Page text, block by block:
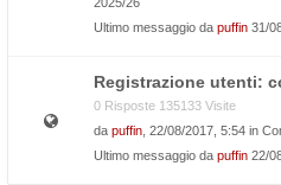
Ultimo messaggio da puffin 31/
Registrazione utenti:
0 Risposte 135133 Visite
da puffin , 22/08/2017, 5:54 in
Ultimo messaggio da puffin 22/